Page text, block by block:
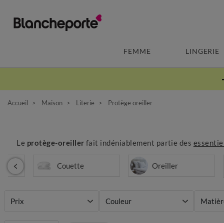
FEMME LINGERIE
Accueil Maison Literie Protège oreiller
Le protège-oreiller fait indéniablement partie des
Couette Oreiller
Prix Couleur